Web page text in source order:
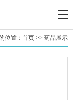
位置： 首页>> 药品展示